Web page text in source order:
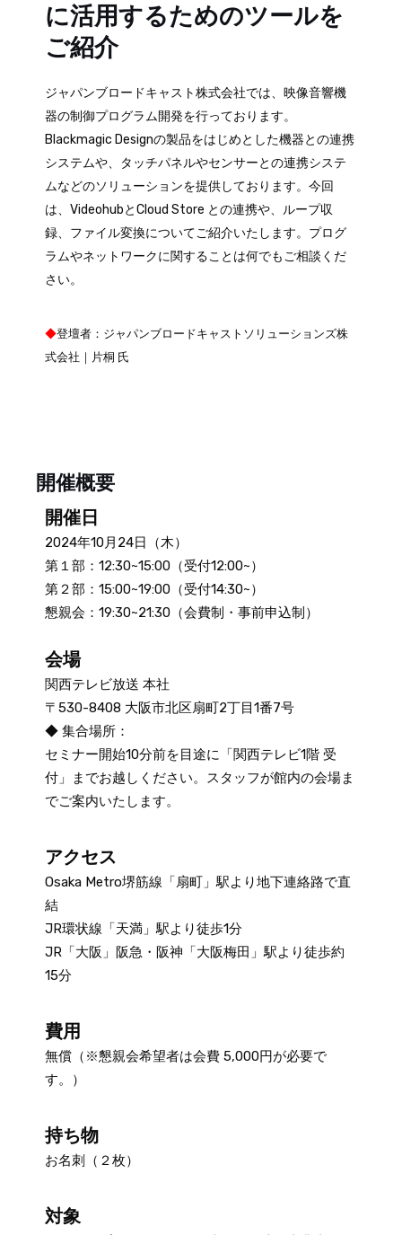
に活用するためのツールを
ご紹介
ジャパンブロードキャスト株式会社では、映像音響機
器の制御プログラム開発を行っております。
Blackmagic Designの製品をはじめとした機器との連携
システムや、タッチパネルやセンサーとの連携システ
ムなどのソリューションを提供しております。今回
は、VideohubとCloud Store との連携や、ループ収
録、ファイル変換についてご紹介いたします。プログ
ラムやネットワークに関することは何でもご相談くだ
さい。
◆登壇者：ジャパンブロードキャストソリューションズ株
式会社｜片桐 氏
開催概要
開催日
2024年10月24日（木）
第１部：12:30~15:00（受付12:00~）
第２部：15:00~19:00（受付14:30~）
懇親会：19:30~21:30（会費制・事前申込制）
会場
関西テレビ放送 本社
〒530-8408 大阪市北区扇町2丁目1番7号
◆ 集合場所：
セミナー開始10分前を目途に「関西テレビ1階 受
付」までお越しください。スタッフが館内の会場ま
でご案内いたします。
アクセス
Osaka Metro堺筋線「扇町」駅より地下連絡路で直
結
JR環状線「天満」駅より徒歩1分
JR「大阪」阪急・阪神「大阪梅田」駅より徒歩約
15分
費用
無償（※懇親会希望者は会費 5,000円が必要で
す。）
持ち物
お名刺（２枚）
対象